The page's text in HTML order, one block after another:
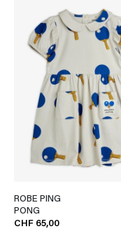
ROBE PING
PONG
CHF 65,00